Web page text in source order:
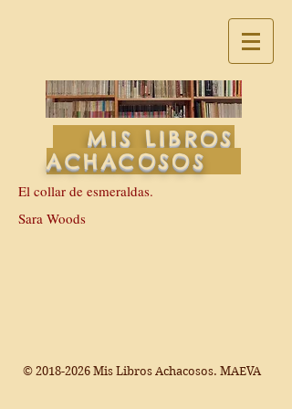
MIS LIBROS
ACHACOSOS
El collar de esmeraldas.
Sara Woods
© 2018-2026 Mis Libros Achacosos. MAEVA